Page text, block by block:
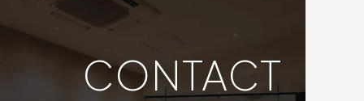
CONTACT